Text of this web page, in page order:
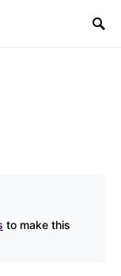
to make this